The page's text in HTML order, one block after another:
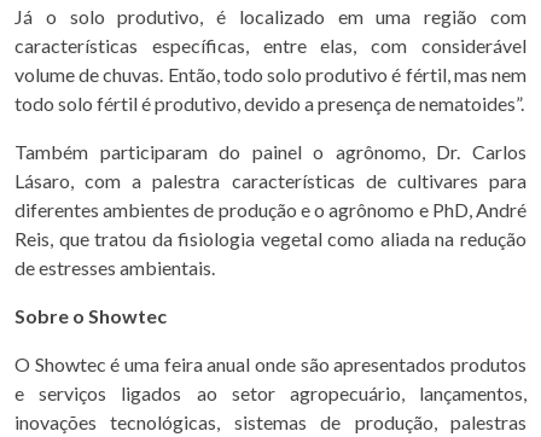
Já o solo produtivo, é localizado em uma região com
características específicas, entre elas, com considerável
volume de chuvas. Então, todo solo produtivo é fértil, mas nem
todo solo fértil é produtivo, devido a presença de nematoides”.
Também participaram do painel o agrônomo, Dr. Carlos
Lásaro, com a palestra características de cultivares para
diferentes ambientes de produção e o agrônomo e PhD, André
Reis, que tratou da fisiologia vegetal como aliada na redução
de estresses ambientais.
Sobre o Showtec
O Showtec é uma feira anual onde são apresentados produtos
e serviços ligados ao setor agropecuário, lançamentos,
inovações tecnológicas, sistemas de produção, palestras